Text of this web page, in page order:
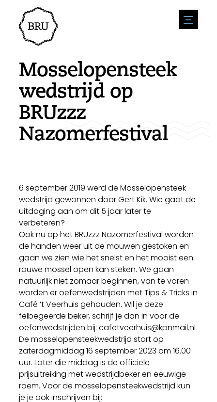
menu
Agenda
Evenement aanmelden
Overnachting
Winkels
Natuur en water
Sport
Bezienswaardigheden
Historie
Bereikbaarheid
Parkeren
Leefomgeving
Ondernemen
Vacatures
Vacature plaatsen
Bedrijven
Nieuwsoverzicht
Stuur een nieuwsbericht in
Mosselopensteek
wedstrijd op
BRUzzz
Nazomerfestival
6 september 2019 werd de Mosselopensteek
wedstrijd gewonnen door Gert Kik. Wie gaat de
uitdaging aan om dit 5 jaar later te
verbeteren?
Ook nu op het BRUzzz Nazomerfestival worden
de handen weer uit de mouwen gestoken en
gaan we zien wie het snelst en het mooist een
rauwe mossel open kan steken. We gaan
natuurlijk niet zomaar beginnen, van te voren
worden er oefenwedstrijden met Tips & Tricks in
Café ’t Veerhuis gehouden. Wil je deze
felbegeerde beker, schrijf je dan in voor de
oefenwedstrijden bij: cafetveerhuis@kpnmail.nl
De mosselopensteekwedstrijd start op
zaterdagmiddag 16 september 2023 om 16.00
uur. Later die middag is de officiële
prijsuitreiking met wedstrijdbeker en eeuwige
roem. Voor de mosselopensteekwedstrijd kun
je je ook inschrijven bij: